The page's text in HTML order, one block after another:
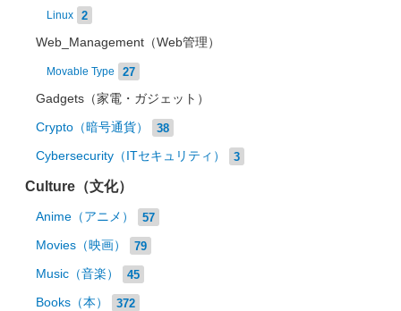
Linux 2
Web_Management（Web管理）
Movable Type 27
Gadgets（家電・ガジェット）
Crypto（暗号通貨） 38
Cybersecurity（ITセキュリティ） 3
Culture（文化）
Anime（アニメ） 57
Movies（映画） 79
Music（音楽） 45
Books（本） 372